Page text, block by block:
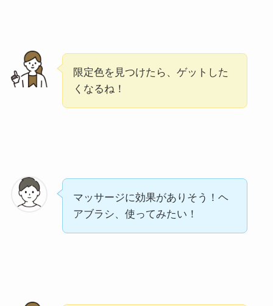
限定色を見つけたら、ゲットした
くなるね！
マッサージに効果がありそう！ヘ
アブラシ、使ってみたい！